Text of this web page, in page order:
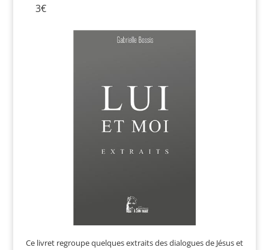
3€
Ce livret regroupe quelques extraits des dialogues de Jésus et